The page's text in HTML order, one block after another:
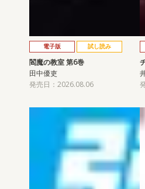
電子版 試し読み
閻魔の教室 第6巻
田中優吏
発売日：2026.08.06